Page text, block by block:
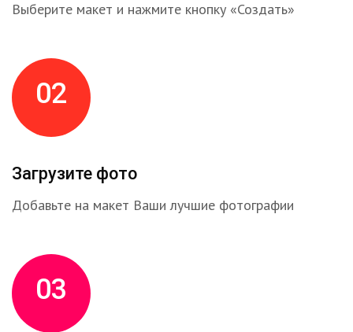
Выберите макет и нажмите кнопку «Создать»
02
Загрузите фото
Добавьте на макет Ваши лучшие фотографии
03